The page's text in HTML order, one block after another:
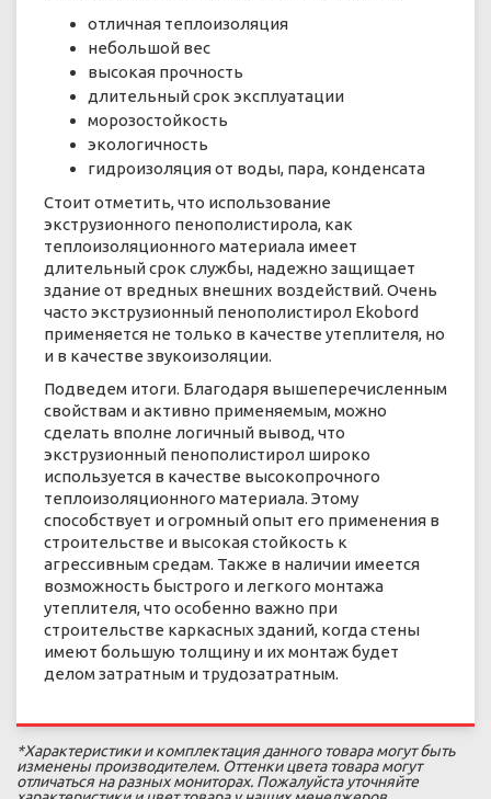
отличная теплоизоляция
небольшой вес
высокая прочность
длительный срок эксплуатации
морозостойкость
экологичность
гидроизоляция от воды, пара, конденсата
Стоит отметить, что использование
экструзионного пенополистирола, как
теплоизоляционного материала имеет
длительный срок службы, надежно защищает
здание от вредных внешних воздействий. Очень
часто экструзионный пенополистирол Ekobord
применяется не только в качестве утеплителя, но
и в качестве звукоизоляции.
Подведем итоги. Благодаря вышеперечисленным
свойствам и активно применяемым, можно
сделать вполне логичный вывод, что
экструзионный пенополистирол широко
используется в качестве высокопрочного
теплоизоляционного материала. Этому
способствует и огромный опыт его применения в
строительстве и высокая стойкость к
агрессивным средам. Также в наличии имеется
возможность быстрого и легкого монтажа
утеплителя, что особенно важно при
строительстве каркасных зданий, когда стены
имеют большую толщину и их монтаж будет
делом затратным и трудозатратным.
*Характеристики и комплектация данного товара могут быть
изменены производителем. Оттенки цвета товара могут
отличаться на разных мониторах. Пожалуйста уточняйте